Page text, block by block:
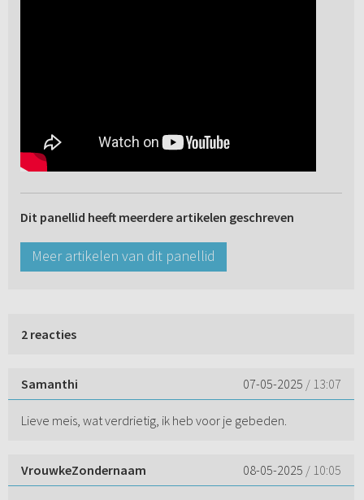
Dit panellid heeft meerdere artikelen geschreven
Meer artikelen van dit panellid
2 reacties
Samanthi 07-05-2025 / 13:07
Lieve meis, wat verdrietig, ik heb voor je gebeden.
VrouwkeZondernaam 08-05-2025 / 10:05